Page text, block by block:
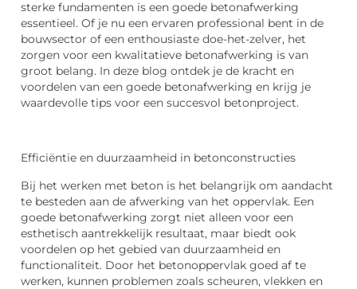
sterke fundamenten is een goede betonafwerking
essentieel. Of je nu een ervaren professional bent in de
bouwsector of een enthousiaste doe-het-zelver, het
zorgen voor een kwalitatieve betonafwerking is van
groot belang. In deze blog ontdek je de kracht en
voordelen van een goede betonafwerking en krijg je
waardevolle tips voor een succesvol betonproject.
Efficiëntie en duurzaamheid in betonconstructies
Bij het werken met beton is het belangrijk om aandacht
te besteden aan de afwerking van het oppervlak. Een
goede betonafwerking zorgt niet alleen voor een
esthetisch aantrekkelijk resultaat, maar biedt ook
voordelen op het gebied van duurzaamheid en
functionaliteit. Door het betonoppervlak goed af te
werken, kunnen problemen zoals scheuren, vlekken en